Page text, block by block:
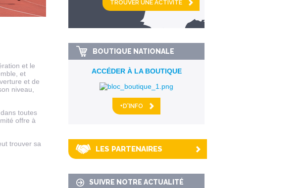
et le
et
et de
niveau,
toutes
offre à
trouver sa
km alentour
BOUTIQUE NATIONALE
ACCÉDER À LA BOUTIQUE
+D'INFO
LES PARTENAIRES
SUIVRE NOTRE ACTUALITÉ